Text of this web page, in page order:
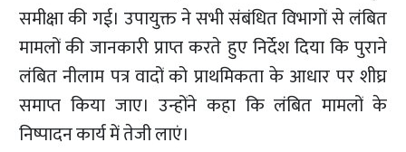
समीक्षा की गई। उपायुक्त ने सभी संबंधित विभागों से लंबित
मामलों की जानकारी प्राप्त करते हुए निर्देश दिया कि पुराने
लंबित नीलाम पत्र वादों को प्राथमिकता के आधार पर शीघ्र
समाप्त किया जाए। उन्होंने कहा कि लंबित मामलों के
निष्पादन कार्य में तेजी लाएं।